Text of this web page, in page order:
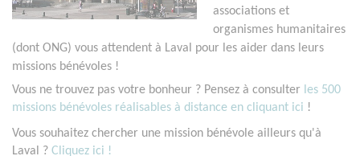
associations et
organismes humanitaires
(dont ONG) vous attendent à Laval pour les aider dans leurs
missions bénévoles !
Vous ne trouvez pas votre bonheur ? Pensez à consulter les 500
missions bénévoles réalisables à distance en cliquant ici !
Vous souhaitez chercher une mission bénévole ailleurs qu'à
Laval ? Cliquez ici !